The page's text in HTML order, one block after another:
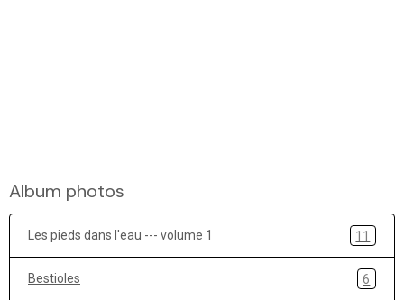
Album photos
Les pieds dans l'eau --- volume 1 11
Bestioles 6